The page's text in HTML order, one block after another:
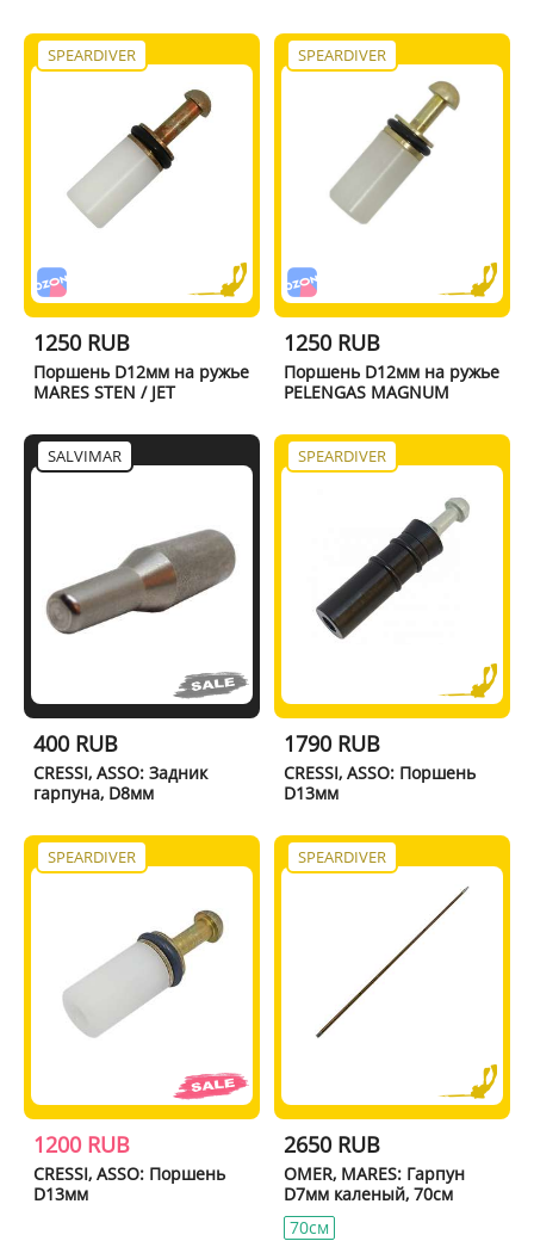
SPEARDIVER
1250 RUB
Поршень D12мм на ружье
MARES STEN / JET
SPEARDIVER
1250 RUB
Поршень D12мм на ружье
PELENGAS MAGNUM
SALVIMAR
400 RUB
CRESSI, ASSO: Задник
гарпуна, D8мм
SPEARDIVER
1790 RUB
CRESSI, ASSO: Поршень
D13мм
SPEARDIVER
1200 RUB
CRESSI, ASSO: Поршень
D13мм
SPEARDIVER
2650 RUB
OMER, MARES: Гарпун
D7мм каленый, 70см
70см